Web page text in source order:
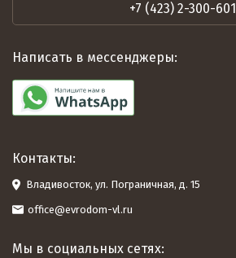
+7 (423) 2-300-601
Написать в мессенджеры:
Контакты:
Владивосток, ул. Пограничная, д. 15
office@evrodom-vl.ru
Мы в социальных сетях: